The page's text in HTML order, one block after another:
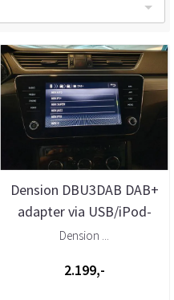
Dension DBU3DAB DAB+
adapter via USB/iPod-
tilkobling
Dension ...
2.199,-